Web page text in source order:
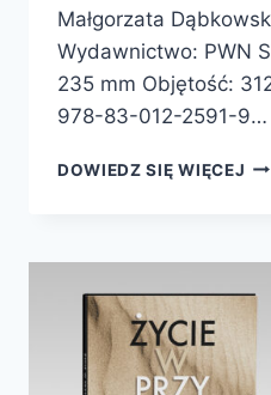
Małgorzata
Wydawnictwo: PWN
235 mm Objętość:
978-83-012-2591-9…
DOWIEDZ SIĘ WIĘCEJ